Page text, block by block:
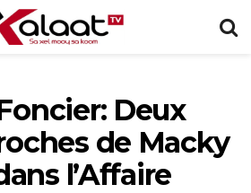
Deux
de Macky
l’Affaire